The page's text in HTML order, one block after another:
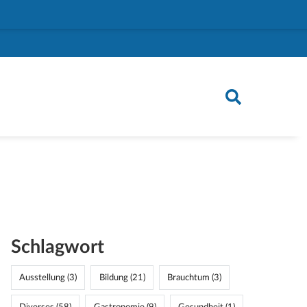
Schlagwort
Ausstellung (3) Bildung (21) Brauchtum (3)